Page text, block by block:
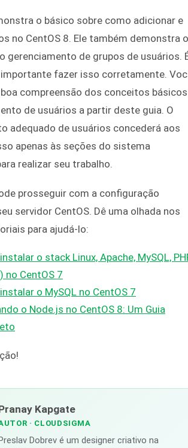
o básico sobre como adicionar e
no CentOS 8. Ele também demonstra o
gerenciamento de grupos de usuários.
fazer isso corretamente.
compreensão dos conceitos básicos
de usuários a partir deste guia. O
adequado de usuários concederá aos
apenas às seções do sistema
realizar seu trabalho.
prosseguir com a configuração
servidor CentOS. Dê uma olhada nos
para ajudá-lo:
o stack Linux, Apache, MySQL,
no CentOS 7
o MySQL no CentOS 7
o Node.js no CentOS 8: Um Guia
Kapgate
· CLOUDSIGMA
Dobrev é um designer criativo na